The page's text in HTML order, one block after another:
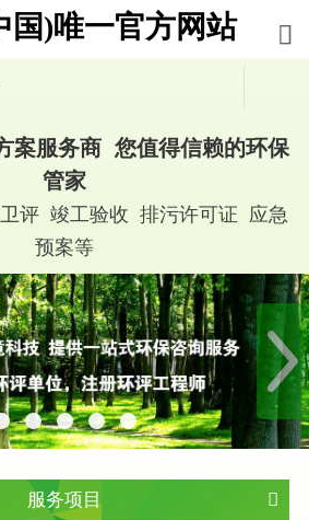
国)唯一官方网站
案服务商 您值得信赖的环保
管家
评 竣工验收 排污许可证 应急
预案等
服务项目